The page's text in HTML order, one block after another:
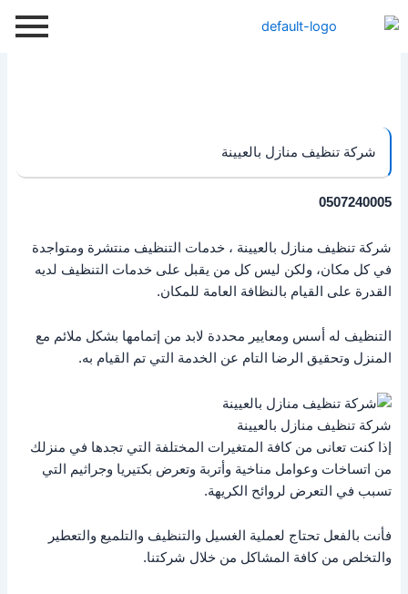
إلى
شركة تنظيف منازل بالعيينة
0507240005
شركة تنظيف منازل بالعيينة ، خدمات التنظيف منتشرة ومتواجدة
في كل مكان، ولكن ليس كل من يقبل على خدمات التنظيف لديه
القدرة على القيام بالنظافة العامة للمكان.
التنظيف له أسس ومعايير محددة لابد من إتمامها بشكل ملائم مع
المنزل وتحقيق الرضا التام عن الخدمة التي تم القيام به.
شركة تنظيف منازل بالعيينة
إذا كنت تعانى من كافة المتغيرات المختلفة التي تجدها في منزلك
من اتساخات وعوامل مناخية وأتربة وتعرض بكتيريا وجراثيم التي
تسبب في التعرض لروائح الكريهة.
فأنت بالفعل تحتاج لعملية الغسيل والتنظيف والتلميع والتعطير
والتخلص من كافة المشاكل من خلال شركتنا.